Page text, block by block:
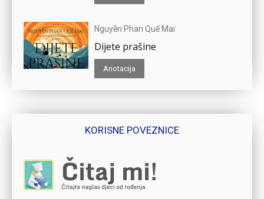
Nguyễn Phan Quế Mai
Dijete prašine
Anotacija
KORISNE POVEZNICE